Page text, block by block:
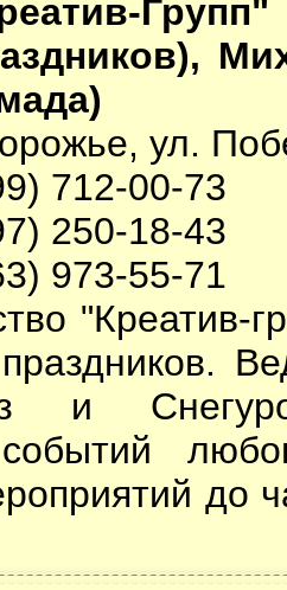
ул.
712-00-73
250-18-43
973-55-71
"Креатив-
и
событий
до